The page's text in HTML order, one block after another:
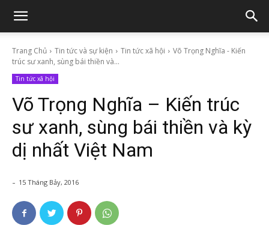
Trang Chủ Tin tức và sự kiện Tin tức xã hội
Võ Trọng Nghĩa - Kiến
trúc sư xanh, sùng bái thiền và...
Tin tức xã hội
Võ Trọng Nghĩa – Kiến trúc
sư xanh, sùng bái thiền và kỳ
dị nhất Việt Nam
- 15 Tháng Bảy, 2016